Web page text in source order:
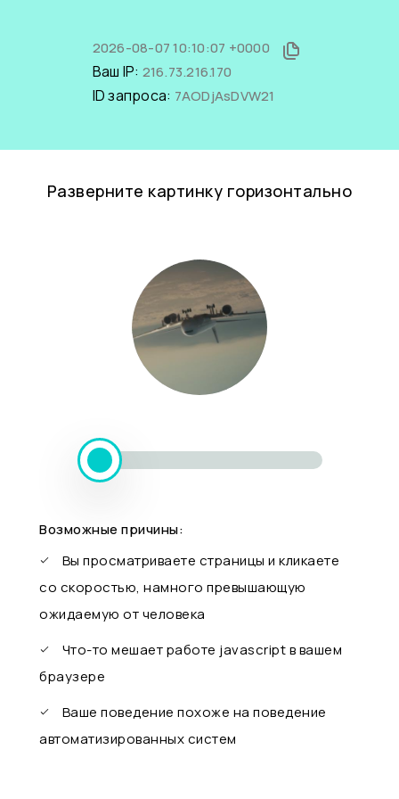
2026-08-07 10:10:07 +0000
Ваш IP: 216.73.216.170
ID запроса: 7AODjAsDVW21
Разверните картинку горизонтально
Возможные причины:
Вы просматриваете страницы и кликаете
со скоростью, намного превышающую
ожидаемую от человека
Что-то мешает работе javascript в вашем
браузере
Ваше поведение похоже на поведение
автоматизированных систем